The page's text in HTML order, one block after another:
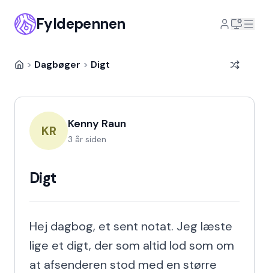
Fyldepennen
> Dagbøger > Digt
KR Kenny Raun
3 år siden
Digt
Hej dagbog, et sent notat. Jeg læste
lige et digt, der som altid lod som om
at afsenderen stod med en større